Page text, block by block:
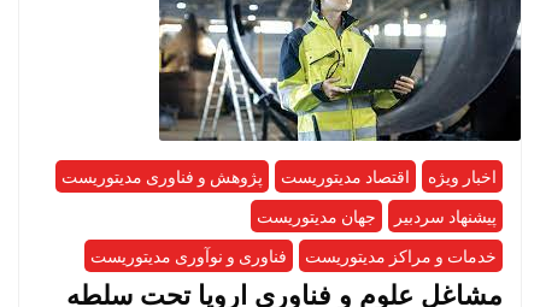
اخبار ویژه اقتصاد مدیتوریست
پژوهش و فناوری مدیتوریست
پیشنهاد سردبیر
جهان مدیتوریست
خدمات و مراکز مدیتوریست
فناوری و نوآوری مدیتوریست
مشاغل علوم و فناوری اروپا تحت سلطه